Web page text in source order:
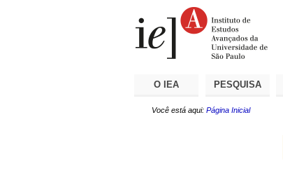
O IEA PESQUISA
Você está aqui: Página Inicial